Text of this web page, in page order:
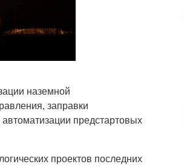
наземной
заправки
предстартовых
проектов последних